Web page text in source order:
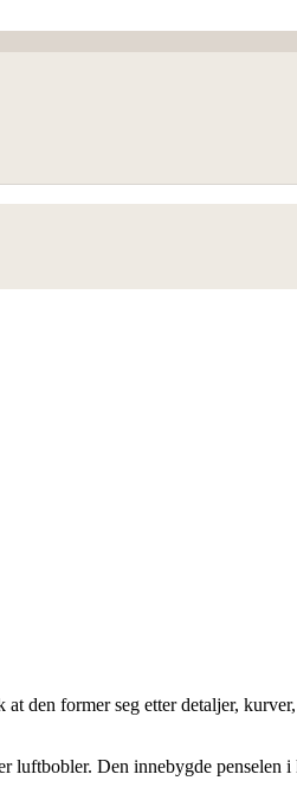
den former seg etter detaljer,
luftbobler. Den innebygde penselen